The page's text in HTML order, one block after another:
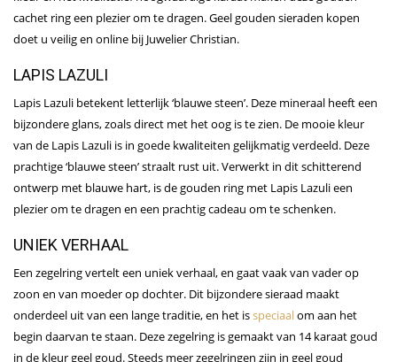
cachet ring een plezier om te dragen. Geel gouden sieraden kopen
doet u veilig en online bij Juwelier Christian.
LAPIS LAZULI
Lapis Lazuli betekent letterlijk ‘blauwe steen’. Deze mineraal heeft een
bijzondere glans, zoals direct met het oog is te zien. De mooie kleur
van de Lapis Lazuli is in goede kwaliteiten gelijkmatig verdeeld. Deze
prachtige ‘blauwe steen’ straalt rust uit. Verwerkt in dit schitterend
ontwerp met blauwe hart, is de gouden ring met Lapis Lazuli een
plezier om te dragen en een prachtig cadeau om te schenken.
UNIEK VERHAAL
Een zegelring vertelt een uniek verhaal, en gaat vaak van vader op
zoon en van moeder op dochter. Dit bijzondere sieraad maakt
onderdeel uit van een lange traditie, en het isspeciaalom aan het
begin daarvan te staan. Deze zegelring is gemaakt van 14 karaat goud
in de kleur geel goud. Steeds meer zegelringen zijn in geel goud